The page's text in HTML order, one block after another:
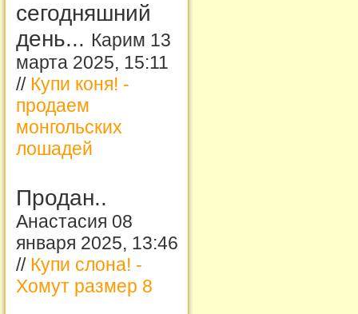
сегодняшний
день... Карим 13
марта 2025, 15:11
// Купи коня! -
продаем
монгольских
лошадей
Продан..
Анастасия 08
января 2025, 13:46
// Купи слона! -
Хомут размер 8